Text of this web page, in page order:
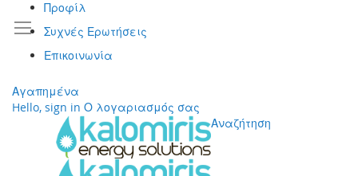
Προφίλ
Συχνές Ερωτήσεις
Επικοινωνία
Αγαπημένα
Hello, sign in Ο λογαριασμός σας
Αναζήτηση